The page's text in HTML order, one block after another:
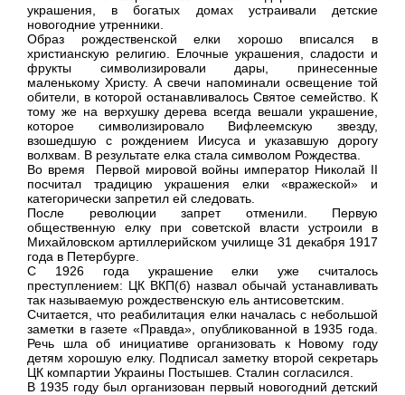
украшения, в богатых домах устраивали детские
новогодние утренники.
Образ рождественской елки хорошо вписался в
христианскую религию. Елочные украшения, сладости и
фрукты символизировали дары, принесенные
маленькому Христу. А свечи напоминали освещение той
обители, в которой останавливалось Святое семейство. К
тому же на верхушку дерева всегда вешали украшение,
которое символизировало Вифлеемскую звезду,
взошедшую с рождением Иисуса и указавшую дорогу
волхвам. В результате елка стала символом Рождества.
Во время Первой мировой войны император Николай II
посчитал традицию украшения елки «вражеской» и
категорически запретил ей следовать.
После революции запрет отменили. Первую
общественную елку при советской власти устроили в
Михайловском артиллерийском училище 31 декабря 1917
года в Петербурге.
С 1926 года украшение елки уже считалось
преступлением: ЦК ВКП(б) назвал обычай устанавливать
так называемую рождественскую ель антисоветским.
Считается, что реабилитация елки началась с небольшой
заметки в газете «Правда», опубликованной в 1935 года.
Речь шла об инициативе организовать к Новому году
детям хорошую елку. Подписал заметку второй секретарь
ЦК компартии Украины Постышев. Сталин согласился.
В 1935 году был организован первый новогодний детский